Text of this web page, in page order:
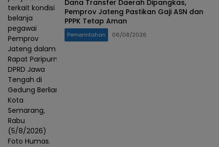
terkait kondisi
belanja
pegawai
Pemprov
Jateng dalam
Rapat Paripurna
DPRD Jawa
Tengah di
Gedung Berlian,
Kota
Semarang,
Rabu
(5/8/2026)
Foto Humas.
Dana Transfer Daerah Dipangkas,
Pemprov Jateng Pastikan Gaji ASN dan
PPPK Tetap Aman
Pemerintahan 06/08/2026